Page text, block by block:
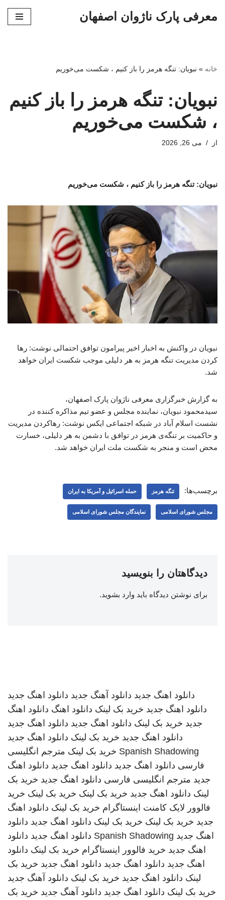
معرفی پارک ناژوان اصفهان
خانه » نبویان: تنگه هرمز را باز کنیم ، شکست می‌خوریم
نبویان: تنگه هرمز را باز کنیم
، شکست می‌خوریم
از می 26, 2026
نبویان: تنگه هرمز را باز کنیم ، شکست می‌خوریم
نبویان در واکنش به اخبار اخیر پیرامون توافق احتمالی نوشت: رها
کردن مدیریت تنگه هرمز به هر دلیلی موجب شکست ایران خواهد
شد.
به گزارش خبرگزاری معرفی ناژوان پارک اصفهان،
سیدمحمود نبویان، نماینده مجلس و عضو تیم مذاکره کننده در
نشست اسلام آباد در شبکه اجتماعی ایکس نوشت: رهاکردن مدیریت
و حاکمیت بر تنگه‌ی هرمز در توافق با دشمن به هر دلیلی، خسارت
محض است و منجر به شکست ملت ایران خواهد شد.
برچسب‌ها: تنگه هرمز حمله اسرائیل و آمریکا به ایران
مجلس شورای اسلامی نمایندگان مجلس شورای اسلامی
دیدگاهتان را بنویسید
برای نوشتن دیدگاه باید وارد بشوید.
دانلود اهنگ جدید دانلود آهنگ جدید دانلود اهنگ جدید
دانلود اهنگ جدید خرید بک لینک دانلود اهنگ دانلود اهنگ
جدید خرید بک لینک دانلود اهنگ جدید دانلود اهنگ جدید
دانلود اهنگ جدید خرید بک لینک دانلود اهنگ جدید
Spanish Shadowing خرید بک لینک مترجم انگلیسی
فارسی دانلود اهنگ جدید دانلود اهنگ جدید دانلود اهنگ
جدید مترجم انگلیسی فارسی دانلود اهنگ جدید خرید بک
لینک دانلود اهنگ جدید خرید بک لینک خرید بک لینک خرید
فالوور لایک کامنت اینستاگرام خرید بک لینک دانلود اهنگ
جدید خرید بک لینک خرید بک لینک دانلود اهنگ جدید دانلود
اهنگ جدید Spanish Shadowing دانلود اهنگ جدید دانلود
اهنگ جدید خرید فالوور اینستاگرام خرید بک لینک دانلود
اهنگ جدید دانلود اهنگ جدید دانلود اهنگ جدید خرید بک
لینک دانلود اهنگ جدید خرید بک لینک دانلود آهنگ جدید
خرید بک لینک دانلود اهنگ جدید دانلود آهنگ جدید خرید بک